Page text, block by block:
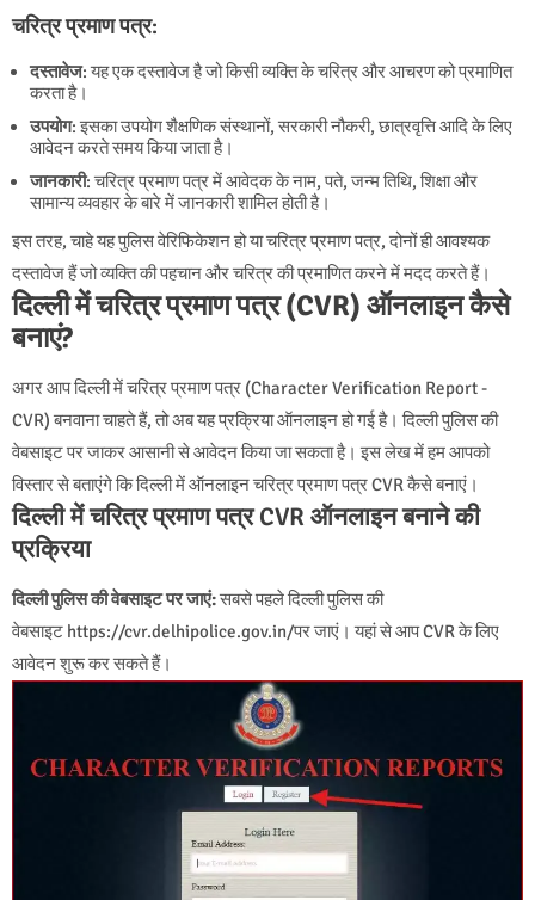
चरित्र प्रमाण पत्र:
दस्तावेज: यह एक दस्तावेज है जो किसी व्यक्ति के चरित्र और आचरण को प्रमाणित
करता है।
उपयोग: इसका उपयोग शैक्षणिक संस्थानों, सरकारी नौकरी, छात्रवृत्ति आदि के लिए
आवेदन करते समय किया जाता है।
जानकारी: चरित्र प्रमाण पत्र में आवेदक के नाम, पते, जन्म तिथि, शिक्षा और
सामान्य व्यवहार के बारे में जानकारी शामिल होती है।
इस तरह, चाहे यह पुलिस वेरिफिकेशन हो या चरित्र प्रमाण पत्र, दोनों ही आवश्यक
दस्तावेज हैं जो व्यक्ति की पहचान और चरित्र की प्रमाणित करने में मदद करते हैं।
दिल्ली में चरित्र प्रमाण पत्र (CVR) ऑनलाइन कैसे
बनाएं?
अगर आप दिल्ली में चरित्र प्रमाण पत्र (Character Verification Report -
CVR) बनवाना चाहते हैं, तो अब यह प्रक्रिया ऑनलाइन हो गई है। दिल्ली पुलिस की
वेबसाइट पर जाकर आसानी से आवेदन किया जा सकता है। इस लेख में हम आपको
विस्तार से बताएंगे कि दिल्ली में ऑनलाइन चरित्र प्रमाण पत्र CVR कैसे बनाएं।
दिल्ली में चरित्र प्रमाण पत्र CVR ऑनलाइन बनाने की
प्रक्रिया
दिल्ली पुलिस की वेबसाइट पर जाएं:सबसे पहले दिल्ली पुलिस की
वेबसाइट https://cvr.delhipolice.gov.in/पर जाएं। यहां से आप CVR के लिए
आवेदन शुरू कर सकते हैं।